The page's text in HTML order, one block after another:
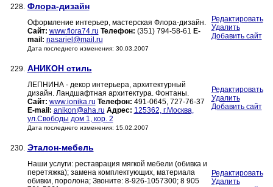
228. Флора-дизайн
Оформление интерьер, мастерская Флора-дизайн.
Сайт: www.flora74.ru Телефон: (351) 794-58-61 E-
mail: nasariel@mail.ru
Дата последнего изменения: 30.03.2007
Редактировать
Удалить
Добавить сайт
229. АНИКОН стиль
ЛЕПНИНА - декор интерьера, архитектурный
дизайн. Ландшафтная архитектура. Фонтаны.
Сайт: www.ionika.ru Телефон: 491-0645, 727-76-37
E-mail: anikon@aha.ru Адрес: 125362, г.Москва,
ул.Свободы дом 1, кор. 2
Дата последнего изменения: 15.02.2007
Редактировать
Удалить
Добавить сайт
230. Эталон-мебель
Наши услуги: реставрация мягкой мебели (обивка и
перетяжка); замена комплектующих, материала
обивки, поролона; Звоните: 8-926-1057300; 8 905
Редактировать
Удалить